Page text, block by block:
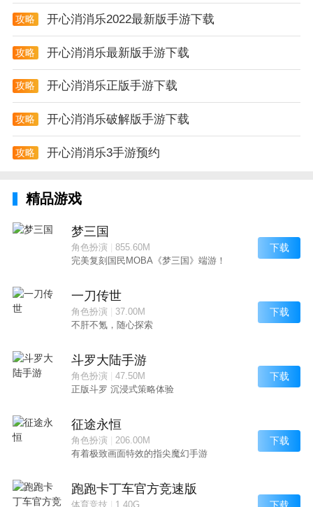
攻略 开心消消乐2022最新版手游下载
攻略 开心消消乐最新版手游下载
攻略 开心消消乐正版手游下载
攻略 开心消消乐破解版手游下载
攻略 开心消消乐3手游预约
精品游戏
梦三国
角色扮演| 855.60M
完美复刻国民MOBA《梦三国》端游！
下载
一刀传世
角色扮演| 37.00M
不肝不氪，随心探索
下载
斗罗大陆手游
角色扮演| 47.50M
正版斗罗 沉浸式策略体验
下载
征途永恒
角色扮演| 206.00M
有着极致画面特效的指尖魔幻手游
下载
跑跑卡丁车官方竞速版
体育竞技 1.40G 下载